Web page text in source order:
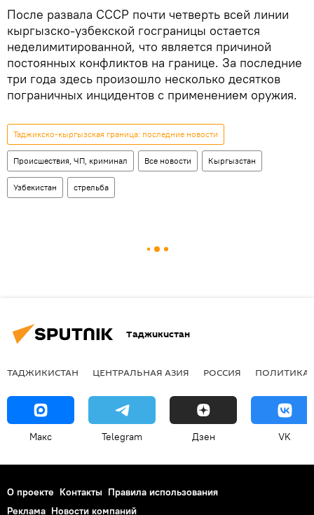
После развала СССР почти четверть всей линии
кыргызско-узбекской госграницы остается
неделимитированной, что является причиной
постоянных конфликтов на границе. За последние
три года здесь произошло несколько десятков
пограничных инцидентов с применением оружия.
Таджикско-кыргызская граница: последние новости
Происшествия, ЧП, криминал Все новости Кыргызстан
Узбекистан стрельба
Таджикистан
ТАДЖИКИСТАН ЦЕНТРАЛЬНАЯ АЗИЯ РОССИЯ ПОЛИТИКА
Макс Telegram Дзен VK
О проекте Контакты Правила использования
Реклама Новости компаний